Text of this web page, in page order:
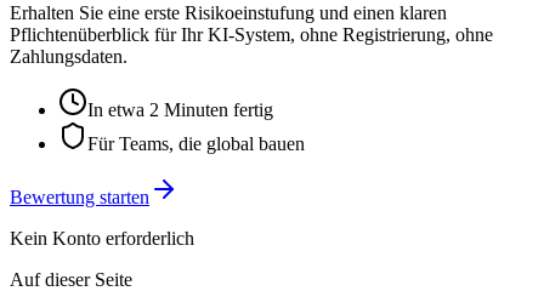
Erhalten Sie eine erste Risikoeinstufung und einen klaren
Pflichtenüberblick für Ihr KI-System, ohne Registrierung, ohne
Zahlungsdaten.
In etwa 2 Minuten fertig
Für Teams, die global bauen
Bewertung starten
Kein Konto erforderlich
Auf dieser Seite